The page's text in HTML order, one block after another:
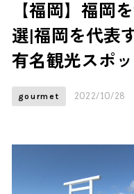
【福岡】福岡
選|福岡を代表
有名観光スポ
gourmet 2022/10/28